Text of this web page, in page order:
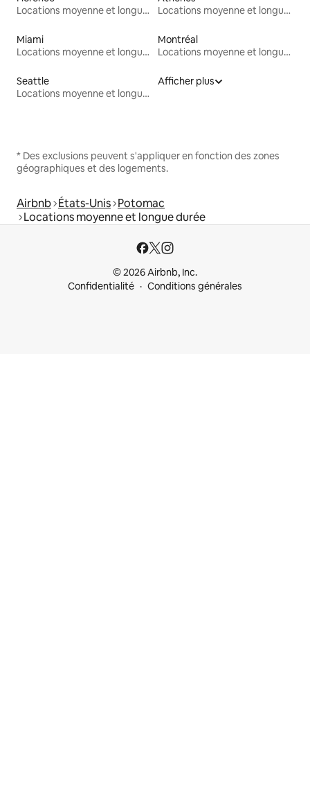
Locations moyenne et longue durée
Locations moyenne et longue durée
Miami
Locations moyenne et longue durée
Montréal
Locations moyenne et longue durée
Seattle
Locations moyenne et longue durée
Afficher plus
* Des exclusions peuvent s'appliquer en fonction des zones
géographiques et des logements.
Airbnb États-Unis Potomac
Locations moyenne et longue durée
© 2026 Airbnb, Inc.
Confidentialité
Conditions générales